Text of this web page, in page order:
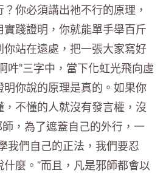
你必須講出祂不行的原理，
踐證明，你就能單手舉百斤
站在遠處，把一張大家寫好
吽”三字中，當下化虹光飛向虛
你說的原理是真的。如果你
不懂的人就沒有發言權，沒
，為了遮蓋自己的外行，一
我們自己的正法，我們要忍
麼。”而且，凡是邪師都會以